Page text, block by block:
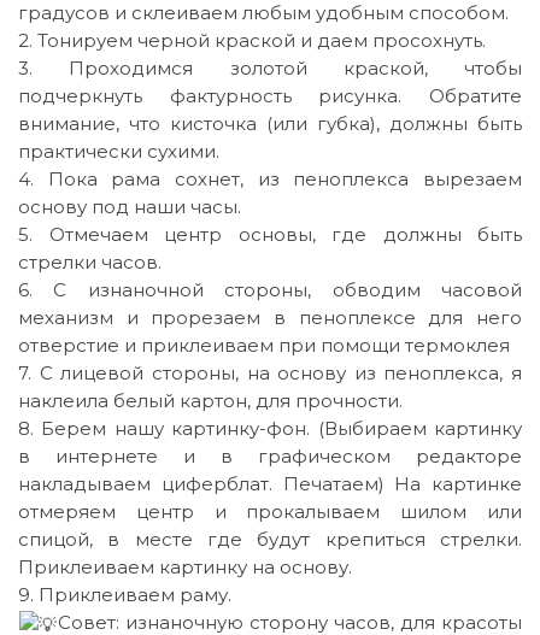
градусов и склеиваем любым удобным способом.
2. Тонируем черной краской и даем просохнуть.
3. Проходимся золотой краской, чтобы
подчеркнуть фактурность рисунка. Обратите
внимание, что кисточка (или губка), должны быть
практически сухими.
4. Пока рама сохнет, из пеноплекса вырезаем
основу под наши часы.
5. Отмечаем центр основы, где должны быть
стрелки часов.
6. С изнаночной стороны, обводим часовой
механизм и прорезаем в пеноплексе для него
отверстие и приклеиваем при помощи термоклея
7. С лицевой стороны, на основу из пеноплекса, я
наклеила белый картон, для прочности.
8. Берем нашу картинку-фон. (Выбираем картинку
в интернете и в графическом редакторе
накладываем циферблат. Печатаем) На картинке
отмеряем центр и прокалываем шилом или
спицой, в месте где будут крепиться стрелки.
Приклеиваем картинку на основу.
9. Приклеиваем раму.
Совет: изнаночную сторону часов, для красоты